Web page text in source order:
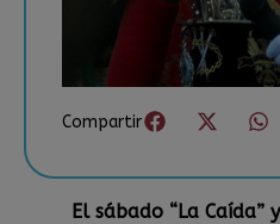
Compartir
El sábado “La Caída”